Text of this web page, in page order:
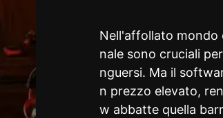
Nell'affollato mondo
nale sono cruciali
nguersi. Ma il
n prezzo elevato,
w abbatte quella